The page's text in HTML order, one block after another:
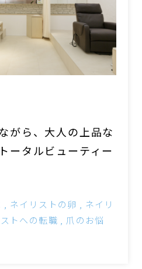
がら、大人の上品な
ータルビューティー
ネイリストの卵
ネイリ
トへの転職
爪のお悩